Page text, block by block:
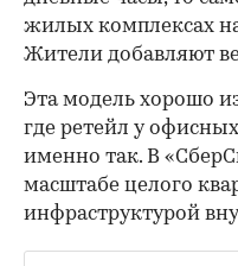
жилых комплексах
Жители добавляют
Эта модель хорошо
где ретейл у
именно так. В
масштабе целого
инфраструктурой